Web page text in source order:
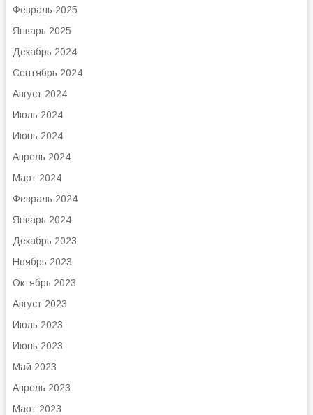
Февраль 2025
Январь 2025
Декабрь 2024
Сентябрь 2024
Август 2024
Июль 2024
Июнь 2024
Апрель 2024
Март 2024
Февраль 2024
Январь 2024
Декабрь 2023
Ноябрь 2023
Октябрь 2023
Август 2023
Июль 2023
Июнь 2023
Май 2023
Апрель 2023
Март 2023